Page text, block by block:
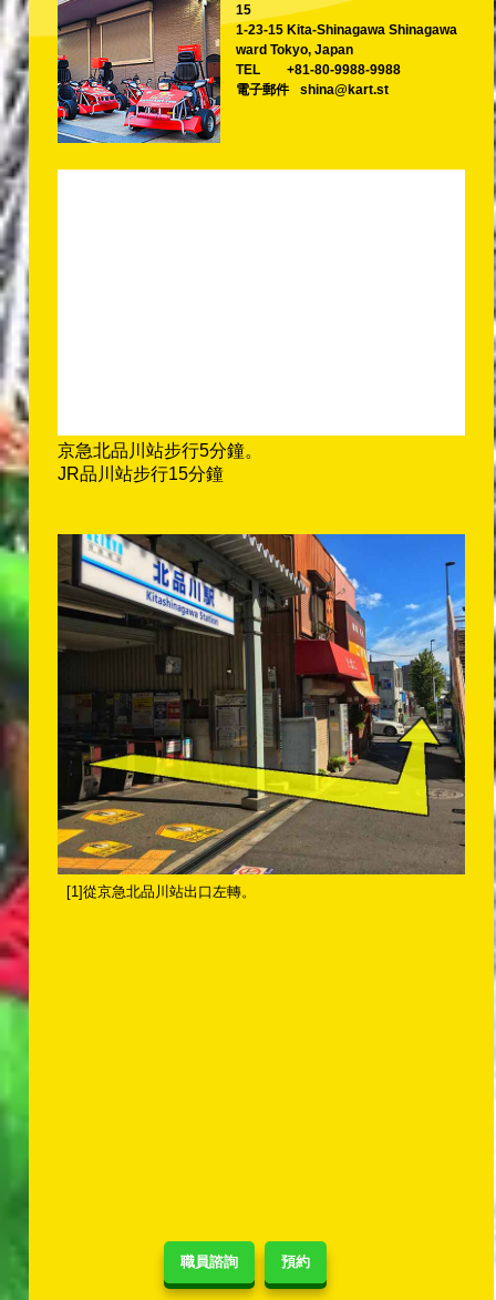
職員諮詢 預約
15
1-23-15 Kita-Shinagawa Shinagawa
ward Tokyo, Japan
TEL
+81-80-9988-9988
電子郵件
shina@kart.st
京急北品川站步行5分鐘。
JR品川站步行15分鐘
[1]從京急北品川站出口左轉。